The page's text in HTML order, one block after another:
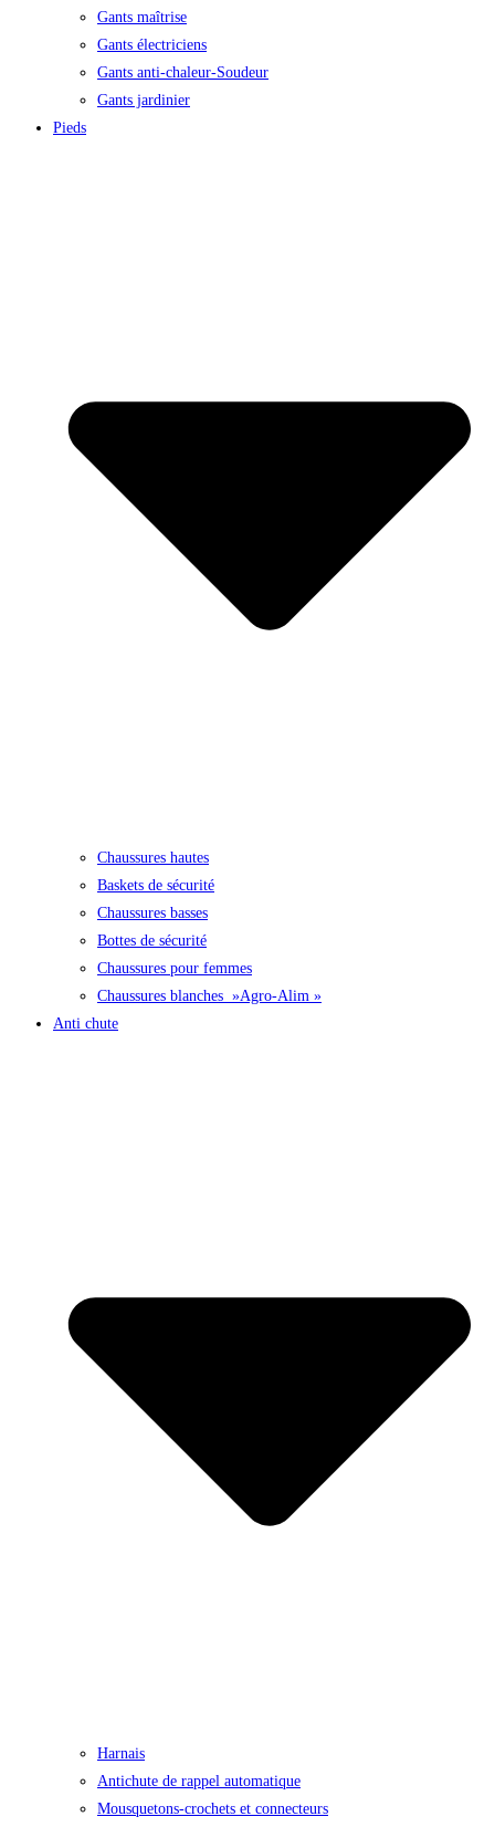
Gants maîtrise
Gants électriciens
Gants anti-chaleur-Soudeur
Gants jardinier
Pieds
Chaussures hautes
Baskets de sécurité
Chaussures basses
Bottes de sécurité
Chaussures pour femmes
Chaussures blanches »Agro-Alim »
Anti chute
Harnais
Antichute de rappel automatique
Mousquetons-crochets et connecteurs